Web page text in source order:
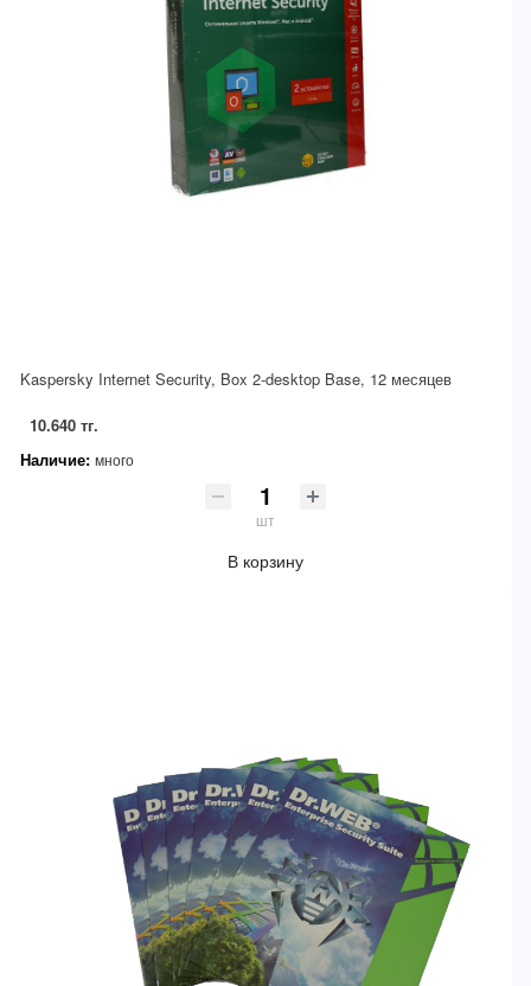
Kaspersky Internet Security, Box 2-desktop Base, 12 месяцев
10.640 тг.
Наличие: много
шт
В корзину